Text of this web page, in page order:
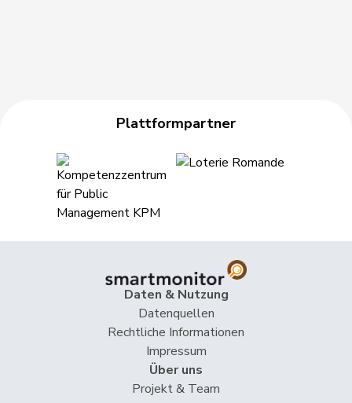
Plattformpartner
Daten & Nutzung
Datenquellen
Rechtliche Informationen
Impressum
Über uns
Projekt & Team